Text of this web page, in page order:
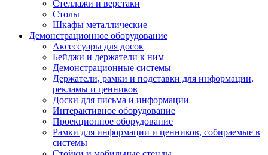
Стеллажи и верстаки
Столы
Шкафы металлические
Демонстрационное оборудование
Аксессуары для досок
Бейджи и держатели к ним
Демонстрационные системы
Держатели, рамки и подставки для информации,
рекламы и ценников
Доски для письма и информации
Интерактивное оборудование
Проекционное оборудование
Рамки для информации и ценников, собираемые в
системы